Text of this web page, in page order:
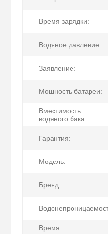
Время зарядки:
Водяное давление:
Заявление:
Мощность батареи:
Вместимость
водяного бака:
Гарантия:
Модель:
Бренд:
Время